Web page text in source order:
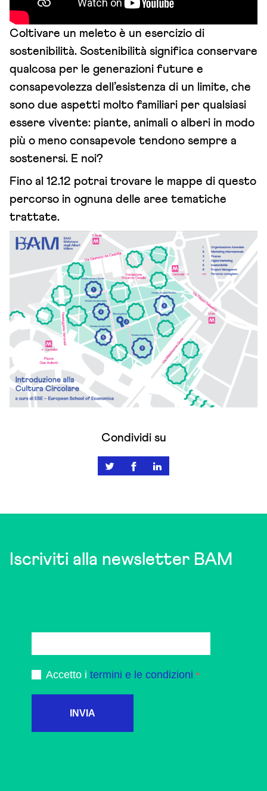
Coltivare un meleto è un esercizio di
sostenibilità. Sostenibilità significa conservare
qualcosa per le generazioni future e
consapevolezza dell’esistenza di un limite, che
sono due aspetti molto familiari per qualsiasi
essere vivente: piante, animali o alberi in modo
più o meno consapevole tendono sempre a
sostenersi. E noi?
Fino al 12.12 potrai trovare le mappe di questo
percorso in ognuna delle aree tematiche
trattate.
Condividi su
Iscriviti alla newsletter BAM
Accetto i termini e le condizioni
INVIA